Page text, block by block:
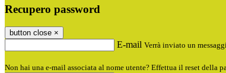
Recupero password
button close ×
E-mail Verrà inviato un
Non hai una e-mail associata al nome utente? Effettua il reset della